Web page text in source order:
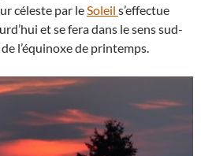
céleste par leSoleil s’effectue
et se fera dans le sens sud-
l’équinoxe de printemps.